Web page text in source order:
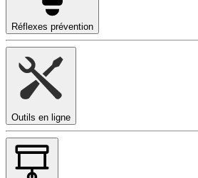
Réflexes prévention
Outils en ligne